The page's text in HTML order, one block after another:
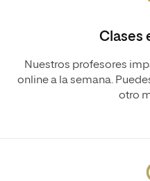
Clases
Nuestros profesores
online a la semana.
otro